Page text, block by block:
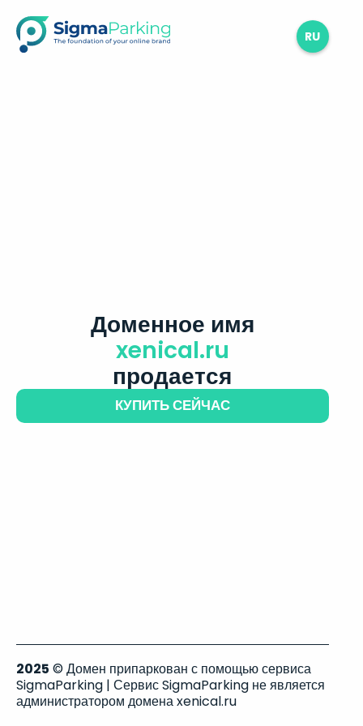
RU
Доменное имя
xenical.ru
продается
КУПИТЬ СЕЙЧАС
2025 © Домен припаркован с помощью сервиса
SigmaParking | Сервис SigmaParking не является
администратором домена xenical.ru